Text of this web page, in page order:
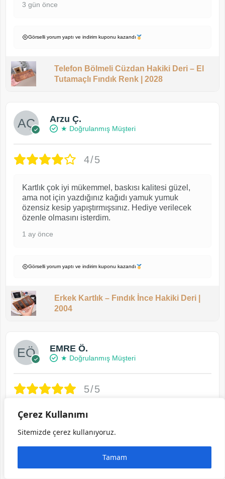
Çerez Kullanımı
Sitemizde çerez kullanıyoruz.
Tamam
3 gün önce
Görselli yorum yaptı ve indirim kuponu kazandı
Telefon Bölmeli Cüzdan Hakiki Deri – El
Tutamaçlı Fındık Renk | 2028
Arzu Ç.
★ Doğrulanmış Müşteri
4/5
Kartlık çok iyi mükemmel, baskısı kalitesi güzel,
ama not için yazdığınız kağıdı yamuk yumuk
özensiz kesip yapıştırmışsınız. Hediye verilecek
özenle olmasını isterdim.
1 ay önce
Görselli yorum yaptı ve indirim kuponu kazandı
Erkek Kartlık – Fındık İnce Hakiki Deri |
2004
EMRE Ö.
★ Doğrulanmış Müşteri
5/5
Çekinerek aldım fakat elime ulaştığında ürünün
istediğim gibi bir ürün ayrıca hızlı şekilde gönderim
aynı tonda çapraz çantasını da üretirlerse almayı
çok isterim güvenerek alışveriş yapabileceğiniz bir
firma